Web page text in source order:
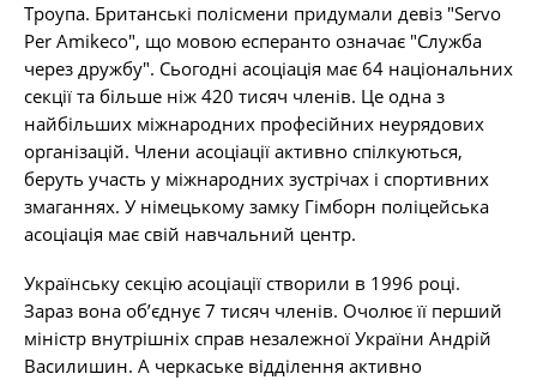
Троупа. Британські полісмени придумали девіз "Servo
Per Amikeco", що мовою есперанто означає "Служба
через дружбу". Сьогодні асоціація має 64 національних
секції та більше ніж 420 тисяч членів. Це одна з
найбільших міжнародних професійних неурядових
організацій. Члени асоціації активно спілкуються,
беруть участь у міжнародних зустрічах і спортивних
змаганнях. У німецькому замку Гімборн поліцейська
асоціація має свій навчальний центр.
Українську секцію асоціації створили в 1996 році.
Зараз вона об’єднує 7 тисяч членів. Очолює її перший
міністр внутрішніх справ незалежної України Андрій
Василишин. А черкаське відділення активно